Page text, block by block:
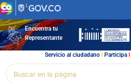
Ir
al
contenidoEncuentra tu
Representante
Servicio al ciudadano l Participal
por: